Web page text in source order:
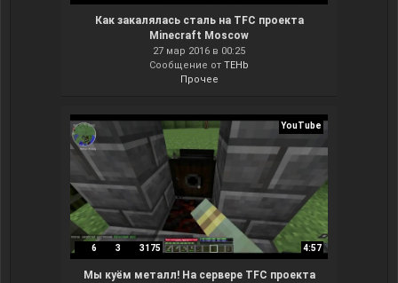
Как закалялась сталь на TFC проекта
Minecraft Moscow
27 мар 2016 в 00:25
Сообщение от TEHb
Прочее
YouTube
6 3 3175 4:57
Мы куём металл! На сервере TFC проекта